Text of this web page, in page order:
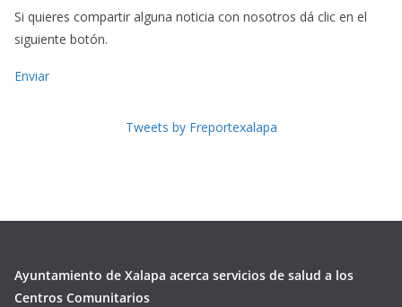
Si quieres compartir alguna noticia con nosotros dá clic en el
siguiente botón.
Enviar
Tweets by Freportexalapa
Ayuntamiento de Xalapa acerca servicios de salud a los
Centros Comunitarios